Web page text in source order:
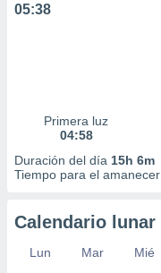
05:38
Primera luz
04:58
Duración del día 15h 6m
Tiempo para el amanecer
Calendario lunar
Lun Mar Mié